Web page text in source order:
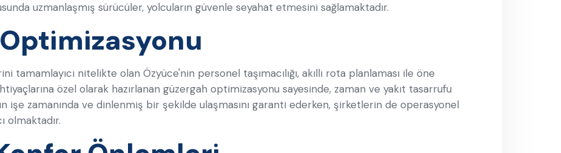
uzmanlaşmış sürücüler, yolcuların güvenle seyahat etmesini sağlamaktadır.
tamamlayıcı nitelikte olan Özyüce'nin personel taşımacılığı, akıllı rota planlaması ile öne
özel olarak hazırlanan güzergah optimizasyonu sayesinde, zaman ve yakıt tasarrufu
işe zamanında ve dinlenmiş bir şekilde ulaşmasını garanti ederken, şirketlerin de operasyonel
olmaktadır.